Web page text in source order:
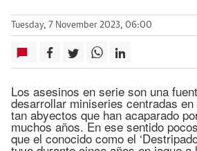
Tuesday, 7 November 2023, 06:00
Los asesinos en serie son una
desarrollar miniseries centradas
tan abyectos que han acaparado
muchos años. En ese sentido
que el conocido como el